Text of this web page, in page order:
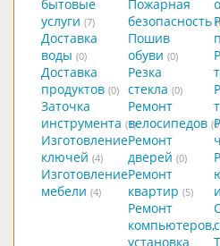
бытовые
услуги (7)
Доставка
воды (0)
Доставка
продуктов (0)
Заточка
инструмента (1)
Изготовление
ключей (4)
Изготовление
мебели (4)
Пожарная
безопасность
Пошив
обуви (0)
Резка
стекла (0)
Ремонт
велосипедов
Ремонт
дверей (0)
Ремонт
квартир (5)
Ремонт
компьютеров,
установка